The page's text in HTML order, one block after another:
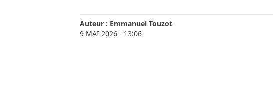
Auteur : Emmanuel Touzot
9 MAI 2026 - 13:06